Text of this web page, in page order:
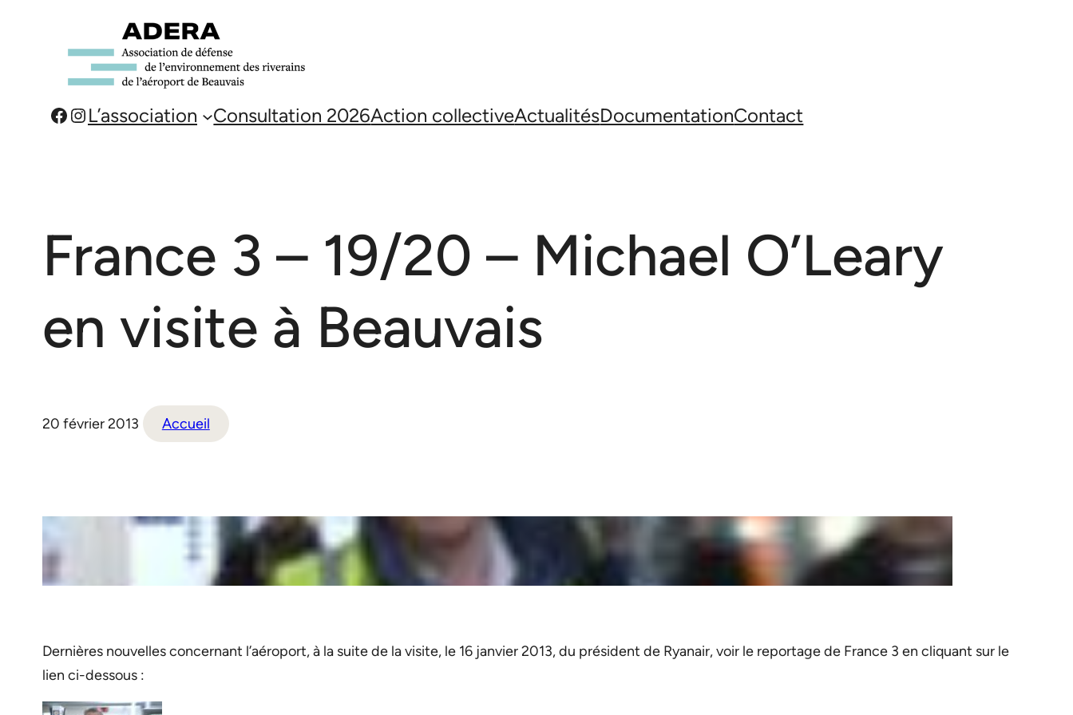
Facebook
Instagram
L’association Consultation 2026Action collectiveActualitésDocumentationContact
France 3 – 19/20 – Michael O’Leary
en visite à Beauvais
20 février 2013 Accueil
Dernières nouvelles concernant l’aéroport, à la suite de la visite, le 16 janvier 2013, du président de Ryanair, voir le reportage de France 3 en cliquant sur le
lien ci-dessous :